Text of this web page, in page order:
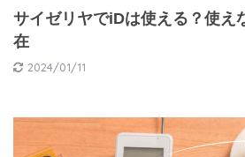
サイゼリヤでiDは使える？使え
在
2024/01/11